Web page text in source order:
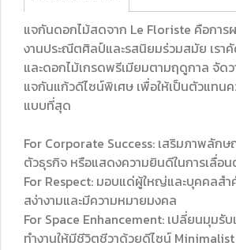
แจกันดอกไม้สดจาก Le Floriste คือการ
งานประณีตศิลป์และรสนิยมร่วมสมัย เรา
และดอกไม้เกรดพรีเมียมตามฤดูกาล จัดว
แจกันแก้วดีไซน์พิเศษ เพื่อให้เป็นตัวแท
แบบที่สุด
For Corporate Success: เสริมภาพลัก
ตัวธุรกิจ หรือแสดงความยินดีในการเลื่อ
For Respect: มอบแด่ผู้ใหญ่และบุคคลส
สง่างามและมีความหมายมงคล
For Space Enhancement: เปลี่ยนมุมรั
ทำงานให้มีชีวิตชีวาด้วยดีไซน์ Minimalist